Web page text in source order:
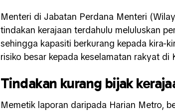
Menteri di Jabatan Perdana Menteri
tindakan kerajaan terdahulu meluluskan
sehingga kapasiti berkurang kepada kira-
risiko besar kepada keselamatan rakyat di
Tindakan kurang bijak
Memetik laporan daripada Harian Metro,